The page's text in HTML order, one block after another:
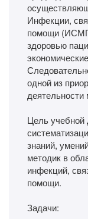
Инфекции,
помощи
здоровью
одной из
деятельности
Цель учебной
знаний,
методик в
инфекций,
помощи.
Задачи: